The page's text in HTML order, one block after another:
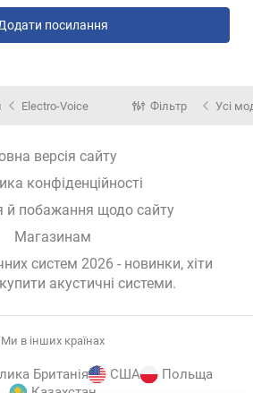
посилання
Electro-Voice Фільтр Усі
версія сайту
конфіденційності
й побажання щодо сайту
Магазинам
систем 2026 - новинки, хіти
купити акустичні системи.
Ми в інших країнах
Британія США
Польща